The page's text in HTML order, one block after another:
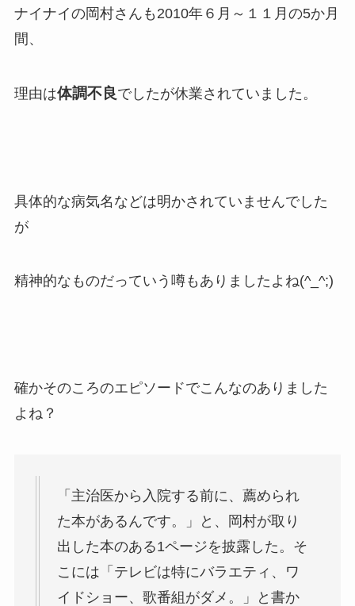
ナイナイの岡村さんも2010年６月～１１月の5か月
間、
理由は体調不良でしたが休業されていました。
具体的な病気名などは明かされていませんでした
が
精神的なものだっていう噂もありましたよね(^_^;)
確かそのころのエピソードでこんなのありました
よね？
「主治医から入院する前に、薦められ
た本があるんです。」と、岡村が取り
出した本のある1ページを披露した。そ
こには「テレビは特にバラエティ、ワ
イドショー、歌番組がダメ。」と書か